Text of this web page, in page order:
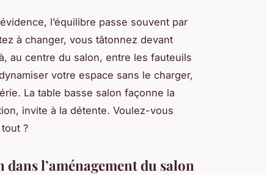
l’équilibre passe souvent par
à changer, vous tâtonnez devant
au centre du salon, entre les fauteuils
votre espace sans le charger,
La table basse salon façonne la
invite à la détente. Voulez-vous
?
dans l’aménagement du salon